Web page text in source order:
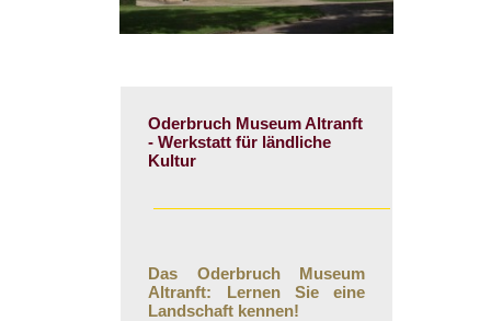
Oderbruch Museum Altranft
- Werkstatt für ländliche
Kultur
Das Oderbruch Museum
Altranft: Lernen Sie eine
Landschaft kennen!